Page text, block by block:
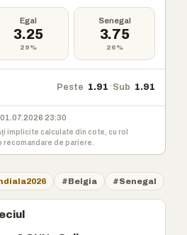
Egal
3.25
29%
Senegal
3.75
26%
Peste 1.91 · Sub 1.91
01.07.2026 23:30
implicite calculate din cote, cu rol
de pariere.
#Belgia #Senegal